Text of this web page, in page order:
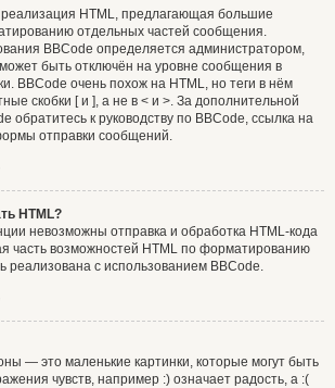
HTML, предлагающая большие
отдельных частей сообщения.
BBCode определяется администратором,
быть отключён на уровне сообщения в
BBCode очень похож на HTML, но теги в нём
скобки [ и ], а не в < и >. За дополнительной
обратитесь к руководству по BBCode, ссылка на
отправки сообщений.
HTML?
невозможны отправка и обработка HTML-кода
часть возможностей HTML по форматированию
с использованием BBCode.
— это маленькие картинки, которые могут быть
чувств, например :) означает радость, а :(